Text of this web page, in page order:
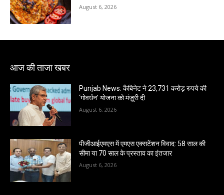
August 6, 2026
आज की ताजा खबर
Punjab News: कैबिनेट ने 23,731 करोड़ रुपये की
‘गोवर्धन’ योजना को मंज़ूरी दी
August 6, 2026
पीजीआईएमएस में एमएस एक्सटेंशन विवाद: 58 साल की
सीमा या 70 साल के प्रस्ताव का इंतजार
August 6, 2026